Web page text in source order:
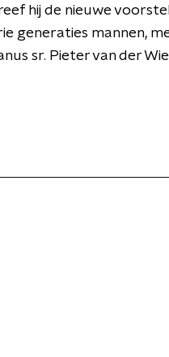
hij de nieuwe
generaties mannen,
sr. Pieter van der